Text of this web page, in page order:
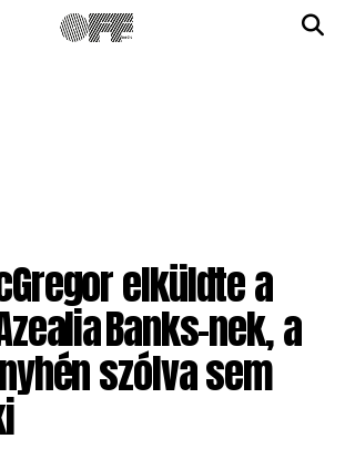
elküldte a
Banks-nek, a
szólva sem